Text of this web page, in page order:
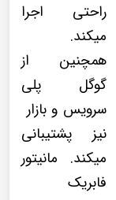
راحتی اجرا
میکند.
همچنین از
گوگل پلی
سرویس و بازار
نیز پشتیبانی
میکند. مانیتور
فابریک